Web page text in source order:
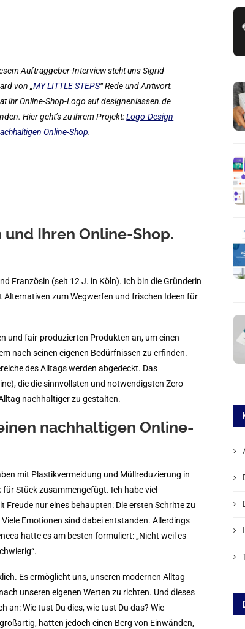
Auftraggeber-Interview steht uns Sigrid
von „MY LITTLE STEPS“ Rede und Antwort.
ihr Online-Shop-Logo auf designenlassen.de
Hier geht’s zu ihrem Projekt:Logo-Design
Online-Shop.
Ihren Online-Shop.
Französin (seit 12 J. in Köln). Ich bin die Gründerin
Alternativen zum Wegwerfen und frischen Ideen für
und fair-produzierten Produkten an, um einen
nach seinen eigenen Bedürfnissen zu erfinden.
des Alltags werden abgedeckt. Das
die die sinnvollsten und notwendigsten Zero
nachhaltiger zu gestalten.
nachhaltigen Online-
mit Plastikvermeidung und Müllreduzierung in
Stück zusammengefügt. Ich habe viel
nur eines behaupten: Die ersten Schritte zu
Emotionen sind dabei entstanden. Allerdings
hatte es am besten formuliert: „Nicht weil es
Es ermöglicht uns, unseren modernen Alltag
unseren eigenen Werten zu richten. Und dieses
an: Wie tust Du dies, wie tust Du das? Wie
hatten jedoch einen Berg von Einwänden,